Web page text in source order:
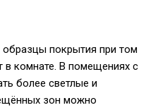
образцы покрытия при том
в комнате. В помещениях с
более светлые и
зон можно